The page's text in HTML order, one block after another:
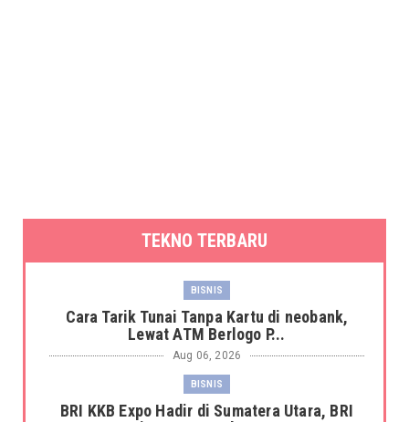
TEKNO TERBARU
BISNIS
Cara Tarik Tunai Tanpa Kartu di neobank,
Lewat ATM Berlogo P...
Aug 06, 2026
BISNIS
BRI KKB Expo Hadir di Sumatera Utara, BRI